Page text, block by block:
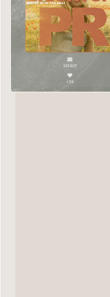
143407
+34